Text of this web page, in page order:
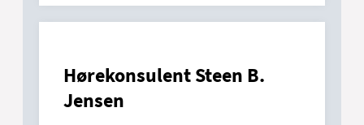
Hørekonsulent Steen B.
Jensen